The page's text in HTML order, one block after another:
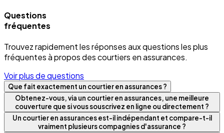
Questions
fréquentes
Trouvez rapidement les réponses aux questions les plus
fréquentes à propos des courtiers en assurances.
Voir plus de questions
Que fait exactement un courtier en assurances ?
Obtenez-vous, via un courtier en assurances, une meilleure
couverture que si vous souscrivez en ligne ou directement ?
Un courtier en assurances est-il indépendant et compare-t-il
vraiment plusieurs compagnies d'assurance ?